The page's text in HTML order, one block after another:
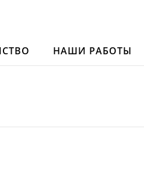
НАШИ РАБОТЫ